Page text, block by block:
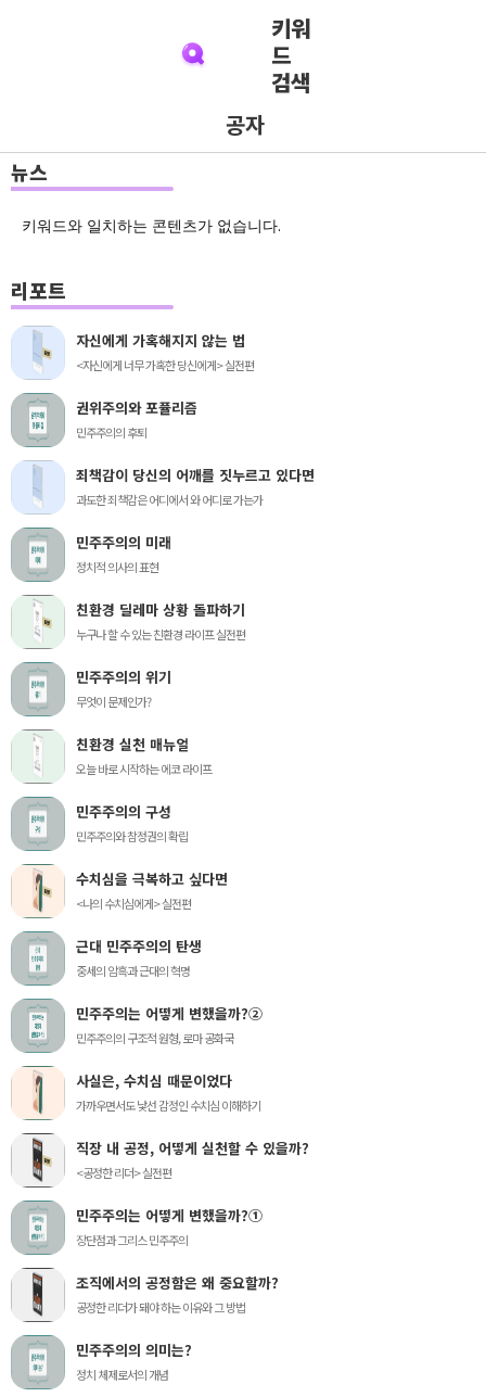
키워
드
검색
공자
뉴스
키워드와 일치하는 콘텐츠가 없습니다.
리포트
자신에게 가혹해지지 않는 법
<자신에게 너무 가혹한 당신에게> 실전편
권위주의와 포퓰리즘
민주주의의 후퇴
죄책감이 당신의 어깨를 짓누르고 있다면
과도한 죄책감은 어디에서 와 어디로 가는가
민주주의의 미래
정치적 의사의 표현
친환경 딜레마 상황 돌파하기
누구나 할 수 있는 친환경 라이프 실전편
민주주의의 위기
무엇이 문제인가?
친환경 실천 매뉴얼
오늘 바로 시작하는 에코 라이프
민주주의의 구성
민주주의와 참정권의 확립
수치심을 극복하고 싶다면
<나의 수치심에게> 실전편
근대 민주주의의 탄생
중세의 암흑과 근대의 혁명
민주주의는 어떻게 변했을까?②
민주주의의 구조적 원형, 로마 공화국
사실은, 수치심 때문이었다
가까우면서도 낯선 감정인 수치심 이해하기
직장 내 공정, 어떻게 실천할 수 있을까?
<공정한 리더> 실전편
민주주의는 어떻게 변했을까?①
장단점과 그리스 민주주의
조직에서의 공정함은 왜 중요할까?
공정한 리더가 돼야 하는 이유와 그 방법
민주주의의 의미는?
정치 체제로서의 개념